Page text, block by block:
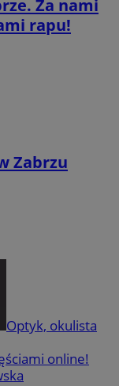
Za nami
rapu!
Zabrzu
Optyk, okulista
online!